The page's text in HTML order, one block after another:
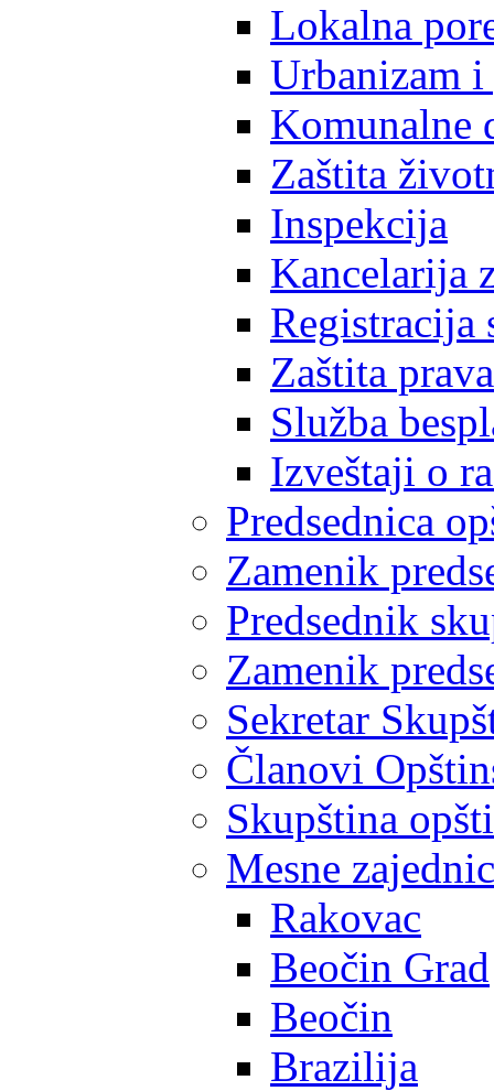
Lokalna
Urbanizam
Komunalne
Zaštita
Inspekcija
Kancelarija
Registracija
Zaštita
Služba
Izveštaji o
Predsednica
Zamenik
Predsednik
Zamenik
Sekretar
Članovi
Skupština
Mesne
Rakovac
Beočin Grad
Beočin
Brazilija